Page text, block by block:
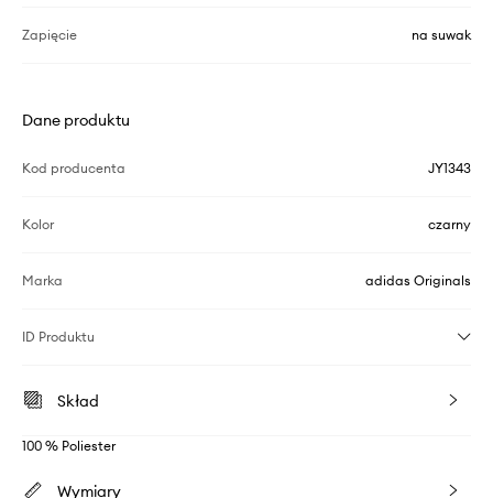
Zapięcie na suwak
Dane produktu
Kod producenta JY1343
Kolor czarny
Marka adidas Originals
ID Produktu
Skład
100 % Poliester
Wymiary